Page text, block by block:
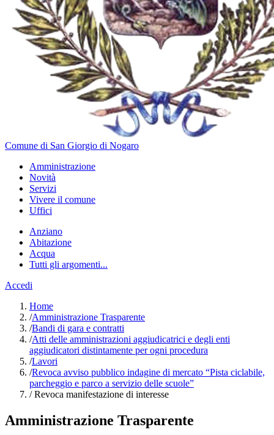
Comune di San Giorgio di Nogaro
Amministrazione
Novità
Servizi
Vivere il comune
Uffici
Anziano
Abitazione
Acqua
Tutti gli argomenti...
Accedi
Home
/Amministrazione Trasparente
/Bandi di gara e contratti
/Atti delle amministrazioni aggiudicatrici e degli enti
aggiudicatori distintamente per ogni procedura
/Lavori
/Revoca avviso pubblico indagine di mercato “Pista ciclabile,
parcheggio e parco a servizio delle scuole”
/Revoca manifestazione di interesse
Amministrazione Trasparente